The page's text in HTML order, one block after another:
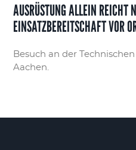
AUSRÜSTUNG ALLEIN REICHT
EINSATZBEREITSCHAFT VOR
Besuch an der
Aachen.